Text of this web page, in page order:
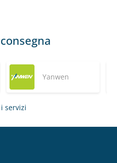
Yanwen
servizi